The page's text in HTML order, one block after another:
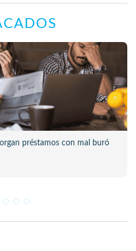
préstamos con mal buró